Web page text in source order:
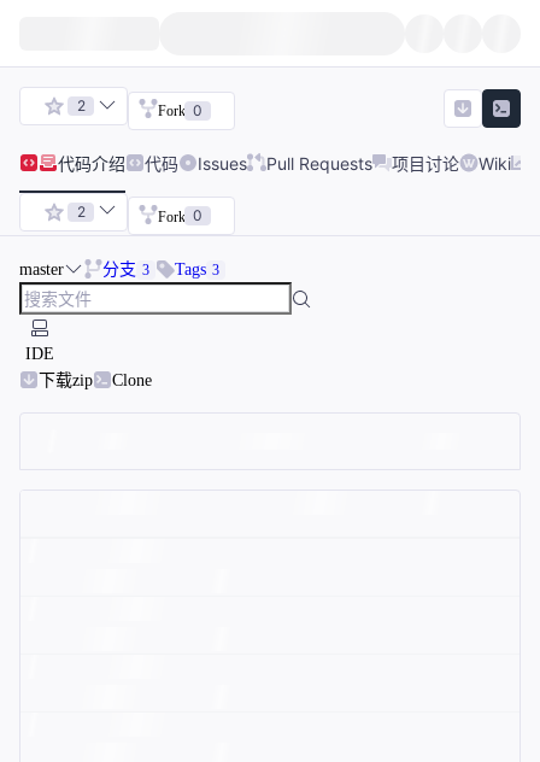
2 Fork 0
代码介绍 代码 Issues Pull Requests 项目讨论 Wiki
2 Fork 0
master 分支 3 Tags 3
IDE
下载zip
Clone